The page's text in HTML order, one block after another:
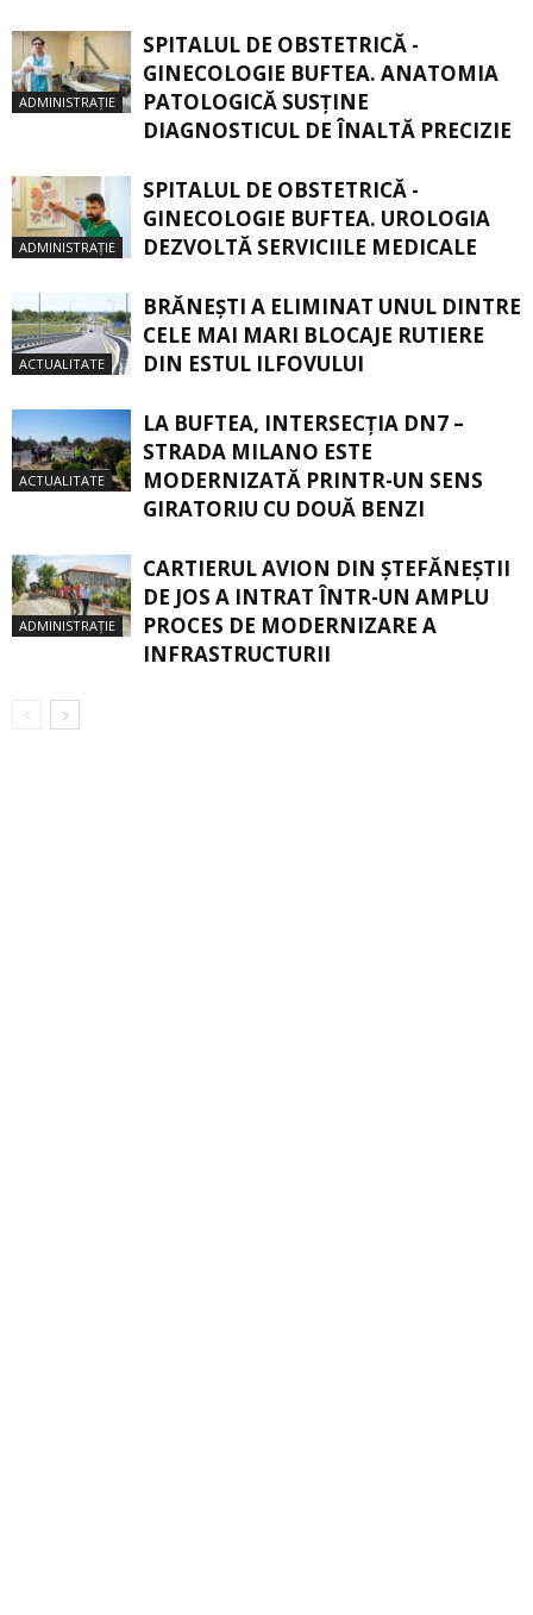
ADMINISTRAȚIE
SPITALUL DE OBSTETRICĂ -
GINECOLOGIE BUFTEA. ANATOMIA
PATOLOGICĂ SUSŢINE
DIAGNOSTICUL DE ÎNALTĂ PRECIZIE
ADMINISTRAȚIE
SPITALUL DE OBSTETRICĂ -
GINECOLOGIE BUFTEA. UROLOGIA
DEZVOLTĂ SERVICIILE MEDICALE
ACTUALITATE
BRĂNEȘTI A ELIMINAT UNUL DINTRE
CELE MAI MARI BLOCAJE RUTIERE
DIN ESTUL ILFOVULUI
ACTUALITATE
LA BUFTEA, INTERSECŢIA DN7 –
STRADA MILANO ESTE
MODERNIZATĂ PRINTR-UN SENS
GIRATORIU CU DOUĂ BENZI
ADMINISTRAȚIE
CARTIERUL AVION DIN ŞTEFĂNEŞTII
DE JOS A INTRAT ÎNTR-UN AMPLU
PROCES DE MODERNIZARE A
INFRASTRUCTURII